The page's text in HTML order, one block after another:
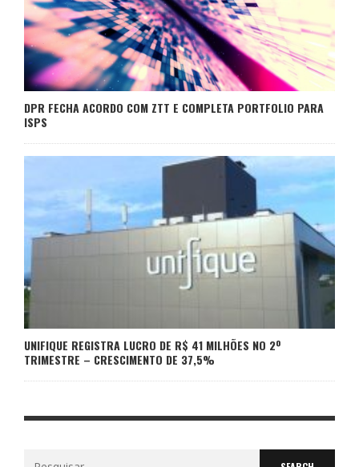
DPR FECHA ACORDO COM ZTT E COMPLETA PORTFOLIO PARA
ISPS
UNIFIQUE REGISTRA LUCRO DE R$ 41 MILHÕES NO 2º
TRIMESTRE – CRESCIMENTO DE 37,5%